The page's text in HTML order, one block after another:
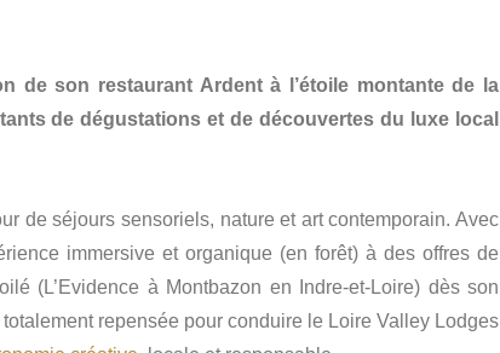
de son restaurant Ardent à l’étoile montante de la
de dégustations et de découvertes du luxe local
de séjours sensoriels, nature et art contemporain. Avec
immersive et organique (en forêt) à des offres de
(L’Evidence à Montbazon en Indre-et-Loire) dès son
repensée pour conduire le Loire Valley Lodges